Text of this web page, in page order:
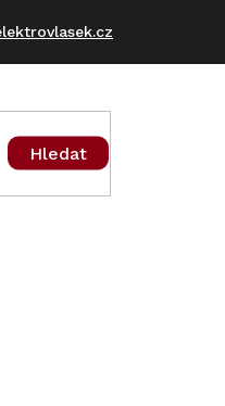
Hledat